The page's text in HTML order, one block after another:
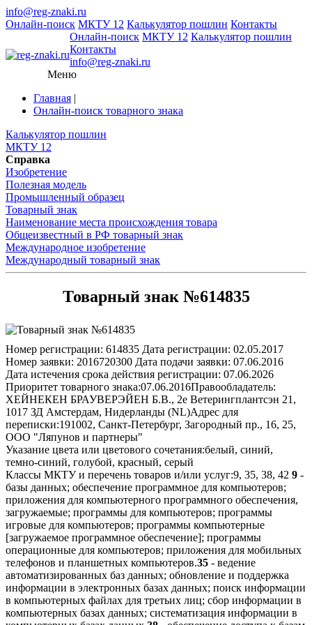
info@reg-znaki.ru
Онлайн-поиск МКТУ 12 Калькулятор пошлин Контакты
Онлайн-поиск МКТУ 12 Калькулятор пошлин
Контакты
info@reg-znaki.ru
Меню
Главная |
Онлайн-поиск товарного знака
Калькулятор пошлин
МКТУ 12
Справка
Изобретение
Полезная модель
Промышленный образец
Товарный знак
Наименование места происхождения товара
Общеизвестный в РФ товарный знак
Международное изобретение
Международный товарный знак
Товарный знак №614835
Номер регистрации: 614835 Дата регистрации: 02.05.2017
Номер заявки: 2016720300 Дата подачи заявки: 07.06.2016
Дата истечения срока действия регистрации: 07.06.2026
Приоритет товарного знака:07.06.2016Правообладатель:
ХЕЙНЕКЕН БРАУВЕРЭЙЕН Б.В., 2е Ветерингплантсэн 21,
1017 ЗД Амстердам, Нидерланды (NL)Адрес для
переписки:191002, Санкт-Петербург, Загородный пр., 16, 25,
ООО "Ляпунов и партнеры"
Указание цвета или цветового сочетания:белый, синий,
темно-синий, голубой, красный, серый
Классы МКТУ и перечень товаров и/или услуг:9, 35, 38, 42 9 -
базы данных; обеспечение программное для компьютеров;
приложения для компьютерного программного обеспечения,
загружаемые; программы для компьютеров; программы
игровые для компьютеров; программы компьютерные
[загружаемое программное обеспечение]; программы
операционные для компьютеров; приложения для мобильных
телефонов и планшетных компьютеров.35 - ведение
автоматизированных баз данных; обновление и поддержка
информации в электронных базах данных; поиск информации
в компьютерных файлах для третьих лиц; сбор информации в
компьютерных базах данных; систематизация информации в